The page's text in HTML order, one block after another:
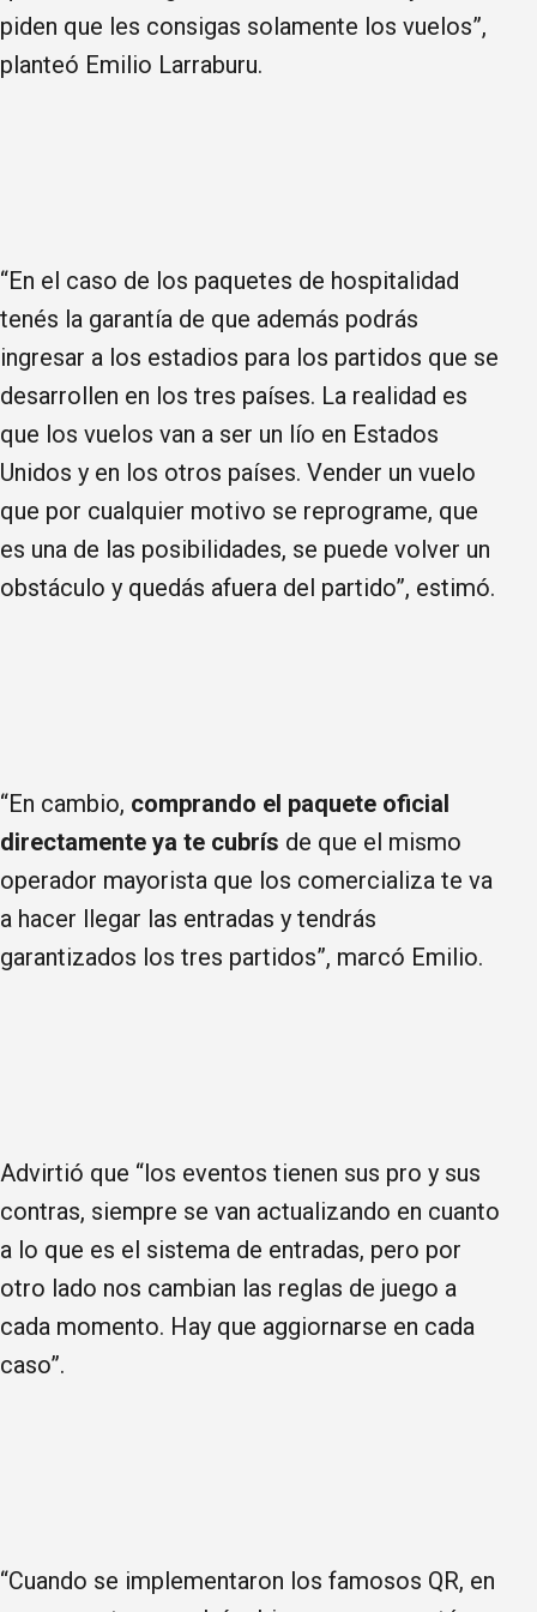
piden que les consigas solamente los vuelos”,
planteó Emilio Larraburu.
“En el caso de los paquetes de hospitalidad
tenés la garantía de que además podrás
ingresar a los estadios para los partidos que se
desarrollen en los tres países. La realidad es
que los vuelos van a ser un lío en Estados
Unidos y en los otros países. Vender un vuelo
que por cualquier motivo se reprograme, que
es una de las posibilidades, se puede volver un
obstáculo y quedás afuera del partido”, estimó.
“En cambio, comprando el paquete oficial
directamente ya te cubrís de que el mismo
operador mayorista que los comercializa te va
a hacer llegar las entradas y tendrás
garantizados los tres partidos”, marcó Emilio.
Advirtió que “los eventos tienen sus pro y sus
contras, siempre se van actualizando en cuanto
a lo que es el sistema de entradas, pero por
otro lado nos cambian las reglas de juego a
cada momento. Hay que aggiornarse en cada
caso”.
“Cuando se implementaron los famosos QR, en